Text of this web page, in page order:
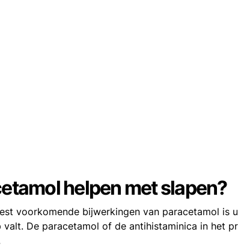
helpen met slapen?
voorkomende bijwerkingen van paracetamol is
valt. De paracetamol of de antihistaminica in het